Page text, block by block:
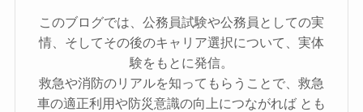
このブログでは、公務員試験や公務員としての実
情、そしてその後のキャリア選択について、実体
験をもとに発信。
救急や消防のリアルを知ってもらうことで、救急
車の適正利用や防災意識の向上につながれば とも